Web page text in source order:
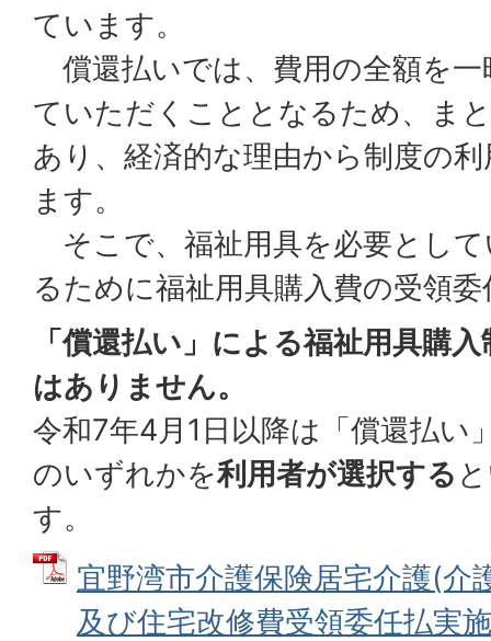
ています。
償還払いでは、費用の全額を一
ていただくこととなるため、ま
あり、経済的な理由から制度の
ます。
そこで、福祉用具を必要とし
るために福祉用具購入費の受領
「償還払い」による福祉用具購
はありません。
令和7年4月1日以降は「償還払い
のいずれかを利用者が選択する
す。
宜野湾市介護保険居宅介護(介
及び住宅改修費受領委任払実